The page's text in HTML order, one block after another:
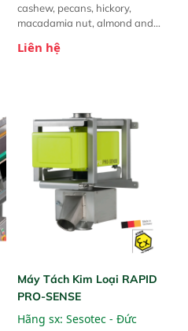
cashew, pecans, hickory,
macadamia nut, almond and
stone can be detected and
professional and
comprehensiesorting solutions.
Liên hệ
Máy Tách Kim Loại RAPID
PRO-SENSE
Hãng sx: Sesotec - Đức